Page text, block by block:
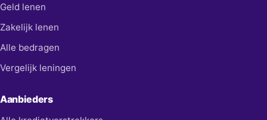
Geld lenen
Zakelijk lenen
Alle bedragen
Vergelijk leningen
Aanbieders